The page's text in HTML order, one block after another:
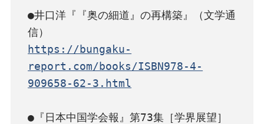
●井口洋『『奥の細道』の再構築』（文学通
https://bungaku-
report.com/books/ISBN978-4-
909658-62-3.html
●『日本中国学会報』第73集［学界展望］